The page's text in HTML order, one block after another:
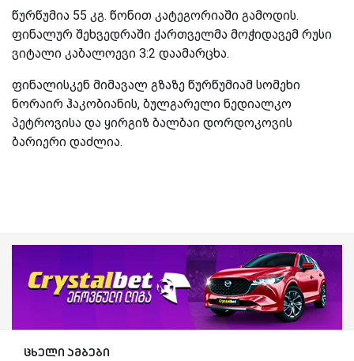
წურწუმია 55 კგ. წონით კატეგორიაში გამოდის.
ფინალურ შეხვედრაში ქართველმა მოჭიდავემ რუსი
ვიტალი კაბალოევი 3:2 დაამარცხა.
ფინალისკენ მიმავალ გზაზე წურწუმიამ სომეხი
ნორაირ ჰაკობიანის, ბულგარელი ნედიალკო
პეტროვისა და ყირგიზ ბალბაი დორდოკოვის
ბარიერი დაძლია.
ცხელი ამბები